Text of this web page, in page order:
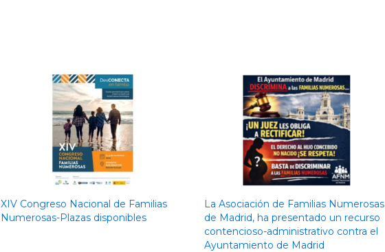
XIV Congreso Nacional de Familias
Numerosas-Plazas disponibles
La Asociación de Familias Numerosas
de Madrid, ha presentado un recurso
contencioso-administrativo contra el
Ayuntamiento de Madrid